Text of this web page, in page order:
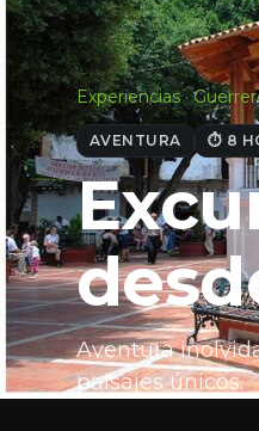
Experiencias ·
AVENTURA ⏱ 8
Aventura
paisajes únicos.